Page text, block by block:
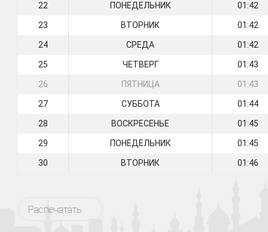
22 ПОНЕДЕЛЬНИК 01:42
23 ВТОРНИК 01:42
24 СРЕДА 01:42
25 ЧЕТВЕРГ 01:43
26 ПЯТНИЦА 01:43
27 СУББОТА 01:44
28 ВОСКРЕСЕНЬЕ 01:45
29 ПОНЕДЕЛЬНИК 01:45
30 ВТОРНИК 01:46
Распечатать